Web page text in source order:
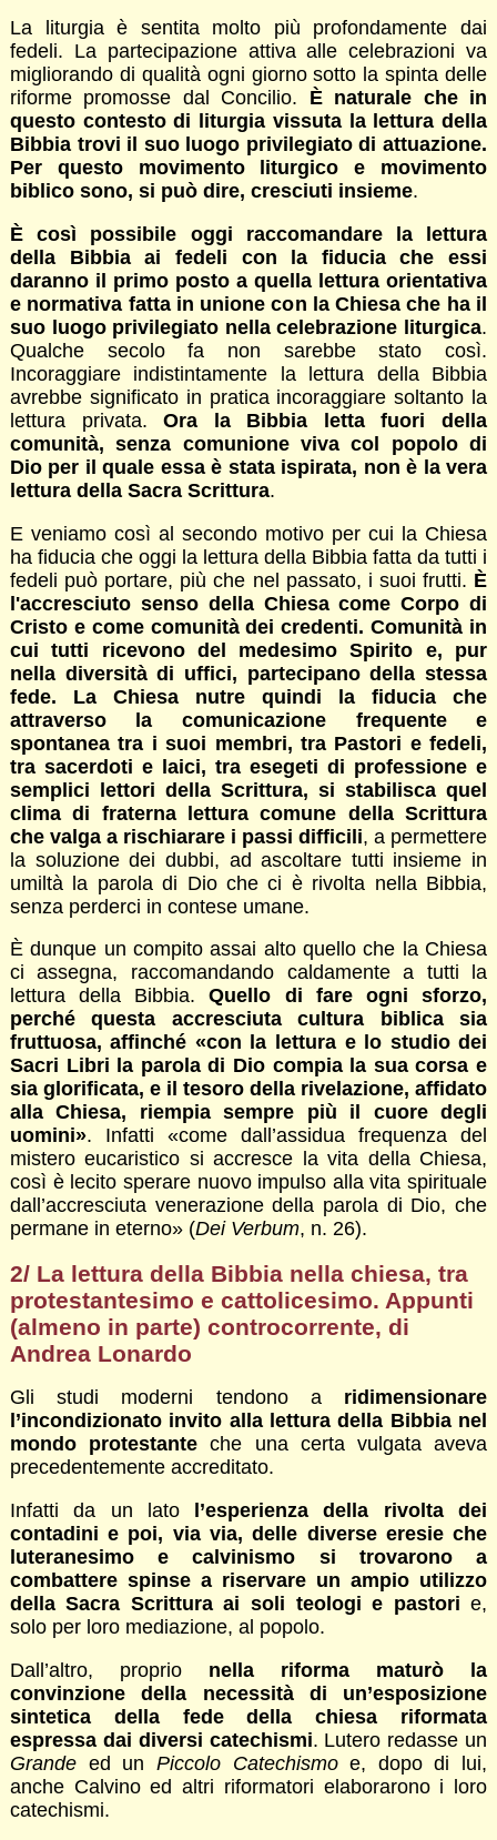
La liturgia è sentita molto più profondamente dai
fedeli. La partecipazione attiva alle celebrazioni va
migliorando di qualità ogni giorno sotto la spinta delle
riforme promosse dal Concilio. È naturale che in
questo contesto di liturgia vissuta la lettura della
Bibbia trovi il suo luogo privilegiato di attuazione.
Per questo movimento liturgico e movimento
biblico sono, si può dire, cresciuti insieme.
È così possibile oggi raccomandare la lettura
della Bibbia ai fedeli con la fiducia che essi
daranno il primo posto a quella lettura orientativa
e normativa fatta in unione con la Chiesa che ha il
suo luogo privilegiato nella celebrazione liturgica.
Qualche secolo fa non sarebbe stato così.
Incoraggiare indistintamente la lettura della Bibbia
avrebbe significato in pratica incoraggiare soltanto la
lettura privata.Ora la Bibbia letta fuori della
comunità, senza comunione viva col popolo di
Dio per il quale essa è stata ispirata, non è la vera
lettura della Sacra Scrittura.
E veniamo così al secondo motivo per cui la Chiesa
ha fiducia che oggi la lettura della Bibbia fatta da tutti i
fedeli può portare, più che nel passato, i suoi frutti. È
l'accresciuto senso della Chiesa come Corpo di
Cristo e come comunità dei credenti. Comunità in
cui tutti ricevono del medesimo Spirito e, pur
nella diversità di uffici, partecipano della stessa
fede. La Chiesa nutre quindi la fiducia che
attraverso la comunicazione frequente e
spontanea tra i suoi membri, tra Pastori e fedeli,
tra sacerdoti e laici, tra esegeti di professione e
semplici lettori della Scrittura, si stabilisca quel
clima di fraterna lettura comune della Scrittura
che valga a rischiarare i passi difficili, a permettere
la soluzione dei dubbi, ad ascoltare tutti insieme in
umiltà la parola di Dio che ci è rivolta nella Bibbia,
senza perderci in contese umane.
È dunque un compito assai alto quello che la Chiesa
ci assegna, raccomandando caldamente a tutti la
lettura della Bibbia.Quello di fare ogni sforzo,
perché questa accresciuta cultura biblica sia
fruttuosa, affinché «con la lettura e lo studio dei
Sacri Libri la parola di Dio compia la sua corsa e
sia glorificata, e il tesoro della rivelazione, affidato
alla Chiesa, riempia sempre più il cuore degli
uomini». Infatti «come dall’assidua frequenza del
mistero eucaristico si accresce la vita della Chiesa,
così è lecito sperare nuovo impulso alla vita spirituale
dall’accresciuta venerazione della parola di Dio, che
permane in eterno» (Dei Verbum, n. 26).
2/ La lettura della Bibbia nella chiesa, tra
protestantesimo e cattolicesimo. Appunti
(almeno in parte) controcorrente, di
Andrea Lonardo
Gli studi moderni tendono a ridimensionare
l’incondizionato invito alla lettura della Bibbia nel
mondo protestante che una certa vulgata aveva
precedentemente accreditato.
Infatti da un lato l’esperienza della rivolta dei
contadini e poi, via via, delle diverse eresie che
luteranesimo e calvinismo si trovarono a
combattere spinse a riservare un ampio utilizzo
della Sacra Scrittura ai soli teologi e pastori e,
solo per loro mediazione, al popolo.
Dall’altro, proprio nella riforma maturò la
convinzione della necessità di un’esposizione
sintetica della fede della chiesa riformata
espressa dai diversi catechismi. Lutero redasse un
Grandeed un Piccolo Catechismoe, dopo di lui,
anche Calvino ed altri riformatori elaborarono i loro
catechismi.